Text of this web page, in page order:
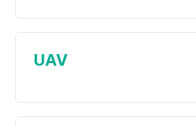
peralatan survey berkualitas
UAV